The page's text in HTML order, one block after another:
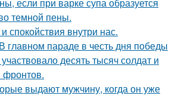
если при варке супа образуется
темной пены.
спокойствия внутри нас.
главном параде в честь дня победы
десять тысяч солдат и
выдают мужчину, когда он уже